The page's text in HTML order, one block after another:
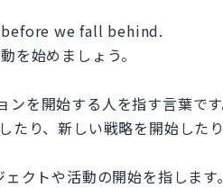
we fall behind.
を始めましょう。
を開始する人を指す言葉で
り、新しい戦略を開始した
トや活動の開始を指します